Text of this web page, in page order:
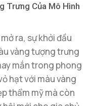
Trưng Của Mô Hình
ra, sự khởi đầu
vàng tượng trưng
mắn trong phong
hạt với màu vàng
thẩm mỹ mà còn